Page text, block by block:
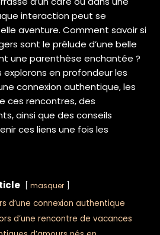
interaction peut se
aventure. Comment savoir si
sont le prélude d’une belle
une parenthèse enchantée ?
en profondeur les
connexion authentique, les
ces rencontres, des
ainsi que des conseils
ces liens une fois les
masquer
d’une connexion authentique
d’une rencontre de vacances